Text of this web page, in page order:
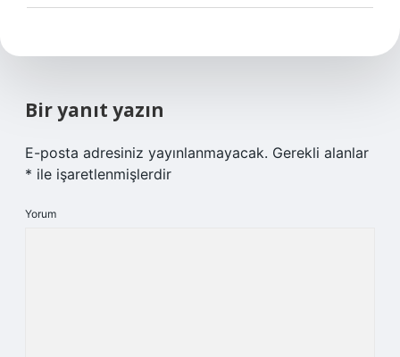
Bir yanıt yazın
E-posta adresiniz yayınlanmayacak. Gerekli alanlar
* ile işaretlenmişlerdir
Yorum